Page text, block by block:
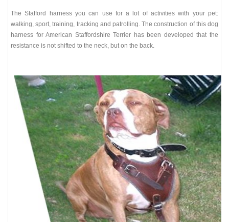
The Stafford harness you can use for a lot of activities with your pet:
walking, sport, training, tracking and patrolling. The construction of this dog
harness for American Staffordshire Terrier has been developed that the
resistance is not shifted to the neck, but on the back.